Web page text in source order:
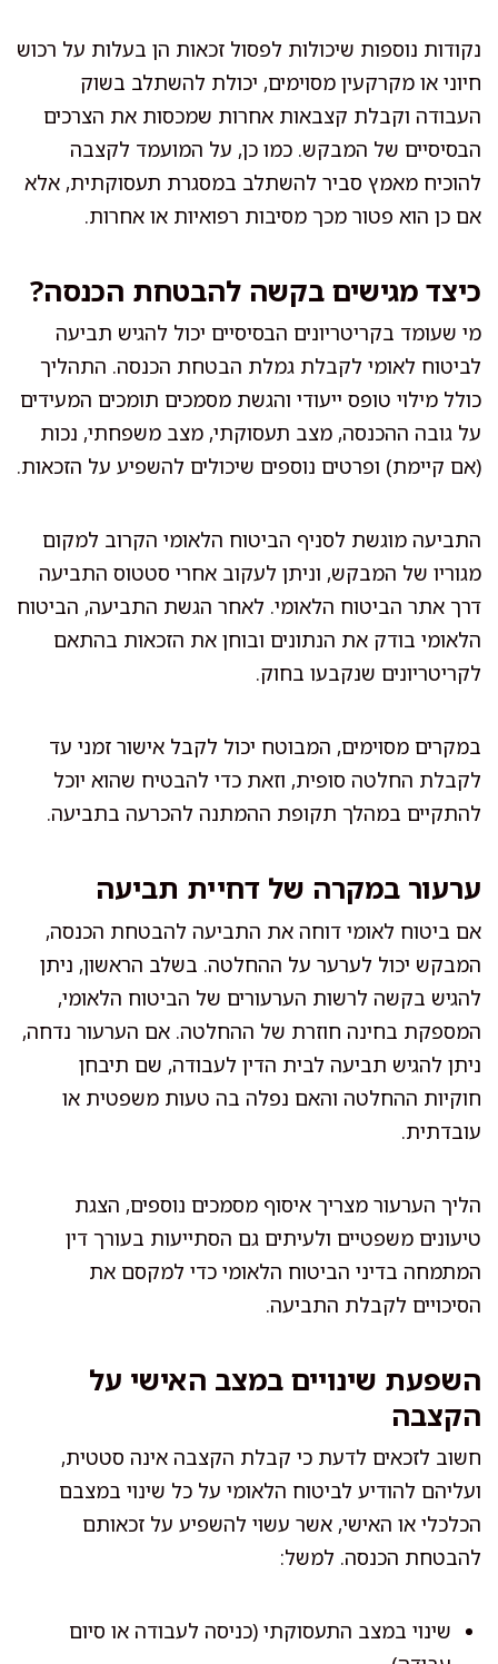
נקודות נוספות שיכולות לפסול זכאות הן בעלות על רכוש
חיוני או מקרקעין מסוימים, יכולת להשתלב בשוק
העבודה וקבלת קצבאות אחרות שמכסות את הצרכים
הבסיסיים של המבקש. כמו כן, על המועמד לקצבה
להוכיח מאמץ סביר להשתלב במסגרת תעסוקתית, אלא
אם כן הוא פטור מכך מסיבות רפואיות או אחרות.
כיצד מגישים בקשה להבטחת הכנסה?
מי שעומד בקריטריונים הבסיסיים יכול להגיש תביעה
לביטוח לאומי לקבלת גמלת הבטחת הכנסה. התהליך
כולל מילוי טופס ייעודי והגשת מסמכים תומכים המעידים
על גובה ההכנסה, מצב תעסוקתי, מצב משפחתי, נכות
(אם קיימת) ופרטים נוספים שיכולים להשפיע על הזכאות.
התביעה מוגשת לסניף הביטוח הלאומי הקרוב למקום
מגוריו של המבקש, וניתן לעקוב אחרי סטטוס התביעה
דרך אתר הביטוח הלאומי. לאחר הגשת התביעה, הביטוח
הלאומי בודק את הנתונים ובוחן את הזכאות בהתאם
לקריטריונים שנקבעו בחוק.
במקרים מסוימים, המבוטח יכול לקבל אישור זמני עד
לקבלת החלטה סופית, וזאת כדי להבטיח שהוא יוכל
להתקיים במהלך תקופת ההמתנה להכרעה בתביעה.
ערעור במקרה של דחיית תביעה
אם ביטוח לאומי דוחה את התביעה להבטחת הכנסה,
המבקש יכול לערער על ההחלטה. בשלב הראשון, ניתן
להגיש בקשה לרשות הערעורים של הביטוח הלאומי,
המספקת בחינה חוזרת של ההחלטה. אם הערעור נדחה,
ניתן להגיש תביעה לבית הדין לעבודה, שם תיבחן
חוקיות ההחלטה והאם נפלה בה טעות משפטית או
עובדתית.
הליך הערעור מצריך איסוף מסמכים נוספים, הצגת
טיעונים משפטיים ולעיתים גם הסתייעות בעורך דין
המתמחה בדיני הביטוח הלאומי כדי למקסם את
הסיכויים לקבלת התביעה.
השפעת שינויים במצב האישי על
הקצבה
חשוב לזכאים לדעת כי קבלת הקצבה אינה סטטית,
ועליהם להודיע לביטוח הלאומי על כל שינוי במצבם
הכלכלי או האישי, אשר עשוי להשפיע על זכאותם
להבטחת הכנסה. למשל:
שינוי במצב התעסוקתי (כניסה לעבודה או סיום